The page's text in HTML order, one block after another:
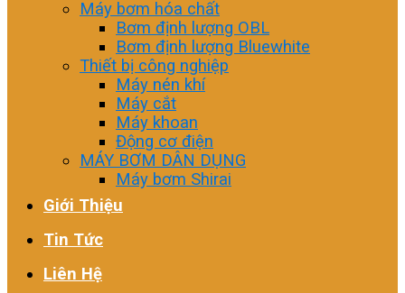
Máy bơm hóa chất
Bơm định lượng OBL
Bơm định lượng Bluewhite
Thiết bị công nghiệp
Máy nén khí
Máy cắt
Máy khoan
Động cơ điện
MÁY BƠM DÂN DỤNG
Máy bơm Shirai
Giới Thiệu
Tin Tức
Liên Hệ